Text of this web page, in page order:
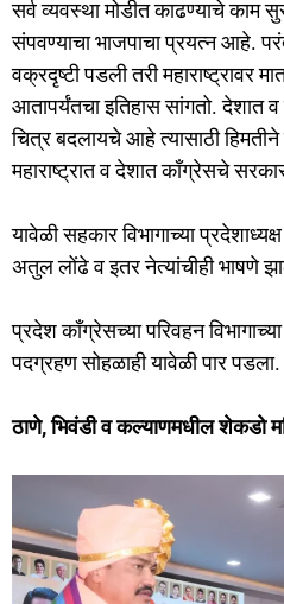
सर्व व्यवस्था मोडीत काढण्याचे
संपवण्याचा भाजपाचा प्रयत्न आहे. परंतु
वक्रदृष्टी पडली तरी महाराष्ट्रावर
आतापर्यंतचा इतिहास सांगतो. देशात
चित्र बदलायचे आहे त्यासाठी
महाराष्ट्रात व देशात काँग्रेसचे
यावेळी सहकार विभागाच्या
अतुल लोंढे व इतर नेत्यांचीही भाषणे
प्रदेश काँग्रेसच्या परिवहन
पदग्रहण सोहळाही यावेळी पार पडला.
ठाणे, भिवंडी व कल्याणमधील शेकडो